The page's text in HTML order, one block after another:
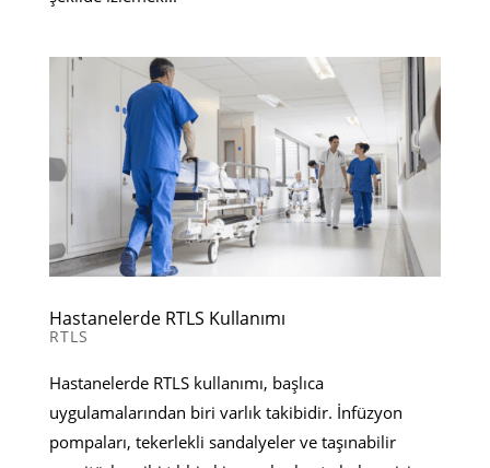
Hastanelerde RTLS Kullanımı
RTLS
Hastanelerde RTLS kullanımı, başlıca
uygulamalarından biri varlık takibidir. İnfüzyon
pompaları, tekerlekli sandalyeler ve taşınabilir